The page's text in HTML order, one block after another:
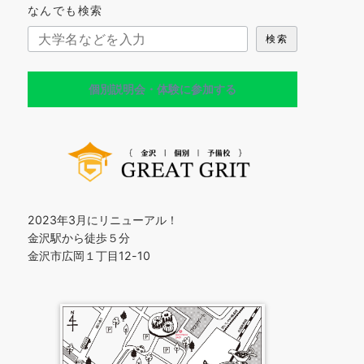
なんでも検索
検索
個別説明会・体験に参加する
2023年3月にリニューアル！
金沢駅から徒歩５分
金沢市広岡１丁目12-10